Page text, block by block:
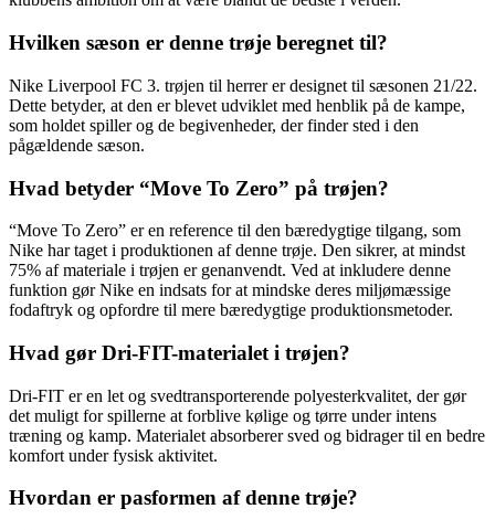
Hvilken sæson er denne trøje beregnet til?
Nike Liverpool FC 3. trøjen til herrer er designet til sæsonen 21/22.
Dette betyder, at den er blevet udviklet med henblik på de kampe,
som holdet spiller og de begivenheder, der finder sted i den
pågældende sæson.
Hvad betyder “Move To Zero” på trøjen?
“Move To Zero” er en reference til den bæredygtige tilgang, som
Nike har taget i produktionen af denne trøje. Den sikrer, at mindst
75% af materiale i trøjen er genanvendt. Ved at inkludere denne
funktion gør Nike en indsats for at mindske deres miljømæssige
fodaftryk og opfordre til mere bæredygtige produktionsmetoder.
Hvad gør Dri-FIT-materialet i trøjen?
Dri-FIT er en let og svedtransporterende polyesterkvalitet, der gør
det muligt for spillerne at forblive kølige og tørre under intens
træning og kamp. Materialet absorberer sved og bidrager til en bedre
komfort under fysisk aktivitet.
Hvordan er pasformen af denne trøje?